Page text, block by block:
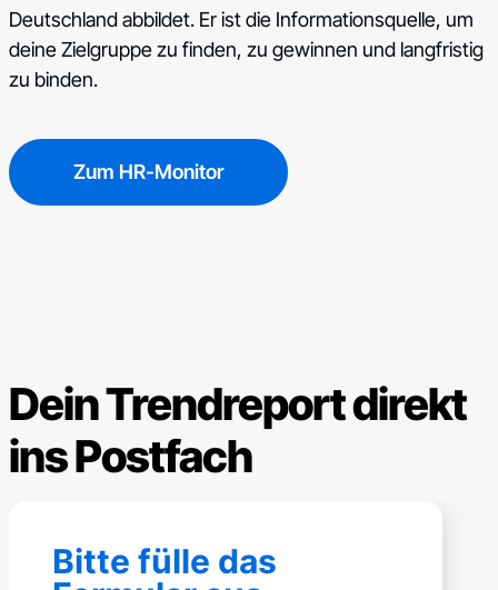
Deutschland abbildet. Er ist die Informationsquelle, um
deine Zielgruppe zu finden, zu gewinnen und langfristig
zu binden.
Zum HR-Monitor
Dein Trendreport direkt
ins Postfach